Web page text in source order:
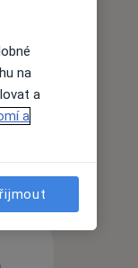
na
a
a